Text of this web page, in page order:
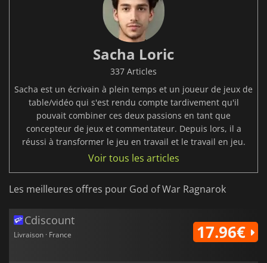
Sacha Loric
337 Articles
Sacha est un écrivain à plein temps et un joueur de jeux de
table/vidéo qui s'est rendu compte tardivement qu'il
pouvait combiner ces deux passions en tant que
concepteur de jeux et commentateur. Depuis lors, il a
réussi à transformer le jeu en travail et le travail en jeu.
Voir tous les articles
Les meilleures offres pour God of War Ragnarok
Cdiscount
Livraison · France 17.96€